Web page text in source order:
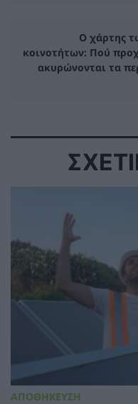
Ο χάρτης
κοινοτήτων: Πού
ακυρώνονται τα
ΑΠΟΘΗΚΕΥΣΗ